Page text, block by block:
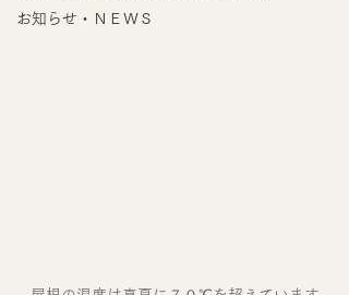
お知らせ・ＮＥＷＳ